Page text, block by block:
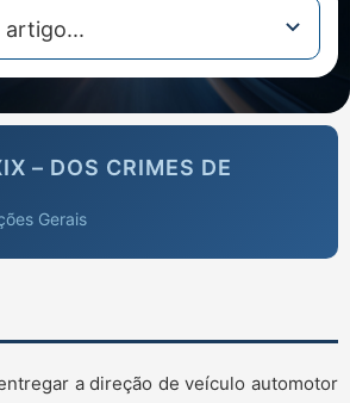
– DOS CRIMES DE
Gerais
a direção de veículo automotor